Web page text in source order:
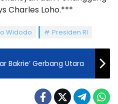
Charles Loho.***
Widodo Presiden RI
Bakrie’ Gerbang Utara